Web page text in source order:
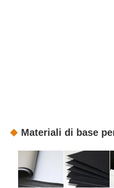
Materiali di base